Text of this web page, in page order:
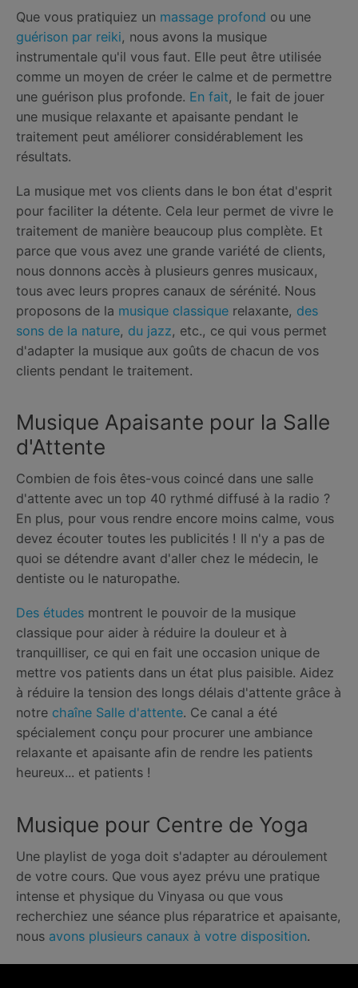
Que vous pratiquiez un massage profond ou une
guérison par reiki, nous avons la musique
instrumentale qu'il vous faut. Elle peut être utilisée
comme un moyen de créer le calme et de permettre
une guérison plus profonde. En fait, le fait de jouer
une musique relaxante et apaisante pendant le
traitement peut améliorer considérablement les
résultats.
La musique met vos clients dans le bon état d'esprit
pour faciliter la détente. Cela leur permet de vivre le
traitement de manière beaucoup plus complète. Et
parce que vous avez une grande variété de clients,
nous donnons accès à plusieurs genres musicaux,
tous avec leurs propres canaux de sérénité. Nous
proposons de la musique classique relaxante, des
sons de la nature, du jazz, etc., ce qui vous permet
d'adapter la musique aux goûts de chacun de vos
clients pendant le traitement.
Musique Apaisante pour la Salle
d'Attente
Combien de fois êtes-vous coincé dans une salle
d'attente avec un top 40 rythmé diffusé à la radio ?
En plus, pour vous rendre encore moins calme, vous
devez écouter toutes les publicités ! Il n'y a pas de
quoi se détendre avant d'aller chez le médecin, le
dentiste ou le naturopathe.
Des études montrent le pouvoir de la musique
classique pour aider à réduire la douleur et à
tranquilliser, ce qui en fait une occasion unique de
mettre vos patients dans un état plus paisible. Aidez
à réduire la tension des longs délais d'attente grâce à
notre chaîne Salle d'attente. Ce canal a été
spécialement conçu pour procurer une ambiance
relaxante et apaisante afin de rendre les patients
heureux... et patients !
Musique pour Centre de Yoga
Une playlist de yoga doit s'adapter au déroulement
de votre cours. Que vous ayez prévu une pratique
intense et physique du Vinyasa ou que vous
recherchiez une séance plus réparatrice et apaisante,
nous avons plusieurs canaux à votre disposition.